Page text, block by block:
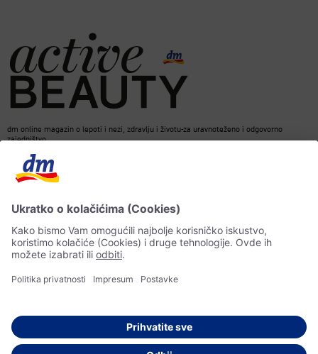
dm online magazin o lepoti i nezi, zdravlju i životu-za uravnoteženo i odgovorno
zajedništvo.
© 2026 dm drogerie markt d.o.o.